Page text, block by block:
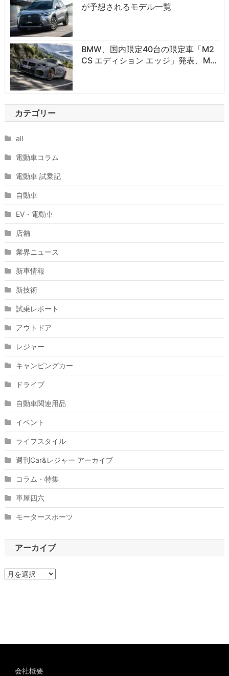
が予想されるモデル一覧
BMW、国内限定40台の限定車「M2
CS エディション エッジ」発表、M…
カテゴリー
all
電動車コラム
電動車 試乗記
自動車
EV・電動車
店舗
業界ニュース
新車情報
新技術
試乗レポート
アウトドア
レジャー
キャンピングカー
ドライブ
自動車関連用品
イベント
ライフスタイル
週刊Car&レジャー アーカイブ
コラム・特集
車屋四六
モータースポーツ
アーカイブ
ア
会社概要